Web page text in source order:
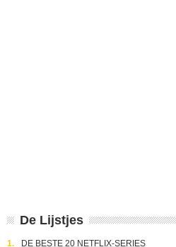
De Lijstjes
1. DE BESTE 20 NETFLIX-SERIES